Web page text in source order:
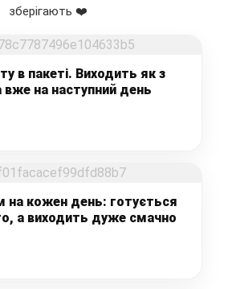
зберігають ❤️
в пакеті. Виходить як з
вже на наступний день
на кожен день: готується
а виходить дуже смачно